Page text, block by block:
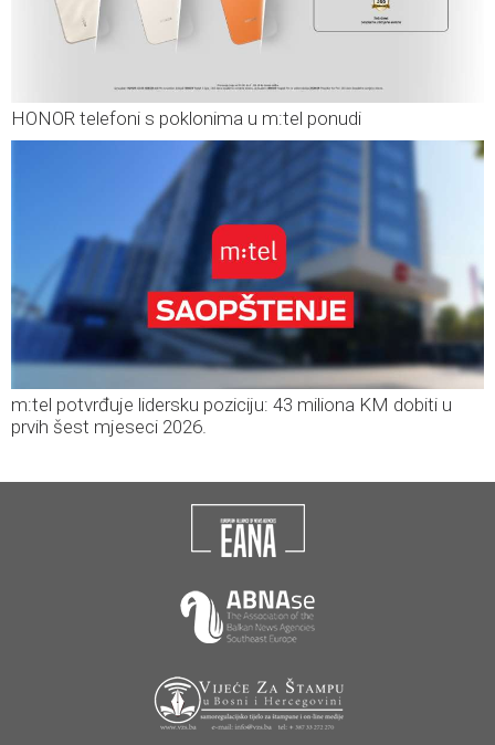
HONOR telefoni s poklonima u m:tel ponudi
m:tel potvrđuje lidersku poziciju: 43 miliona KM dobiti u
prvih šest mjeseci 2026.